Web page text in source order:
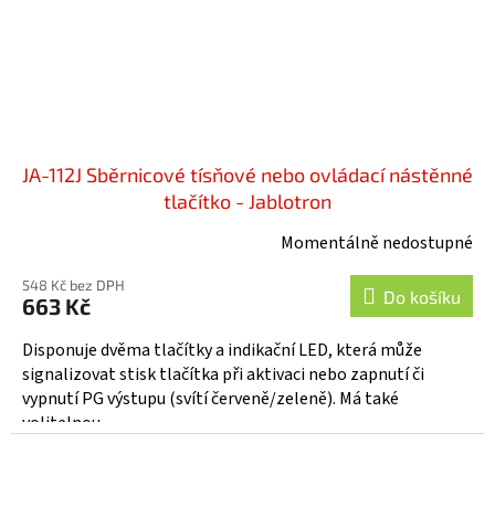
JA-112J Sběrnicové tísňové nebo ovládací nástěnné
tlačítko - Jablotron
Momentálně nedostupné
548 Kč bez DPH
663 Kč Do košíku
Disponuje dvěma tlačítky a indikační LED, která může
signalizovat stisk tlačítka při aktivaci nebo zapnutí či
vypnutí PG výstupu (svítí červeně/zeleně). Má také
volitelnou...